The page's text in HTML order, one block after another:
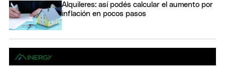
Alquileres: así podés calcular el aumento por
inflación en pocos pasos